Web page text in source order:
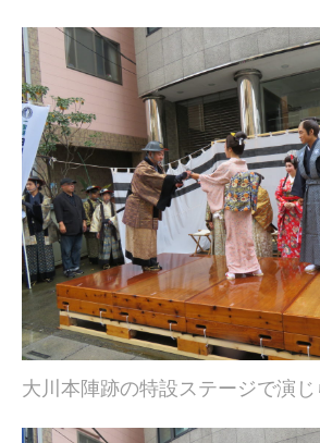
大川本陣跡の特設ステージで演じ